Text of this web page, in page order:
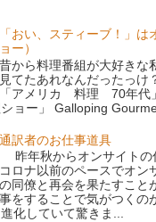
「おい、スティーブ！」
ョー）
昔から料理番組が大好きな
見てたあれなんだったっけ
「アメリカ 料理 70年代
ショー」 Galloping
通訳者のお仕事道具
昨年秋からオンサイトの
コロナ以前のペースでオン
の同僚と再会を果たすこと
事をすることで気がつくの
化していて驚きま...